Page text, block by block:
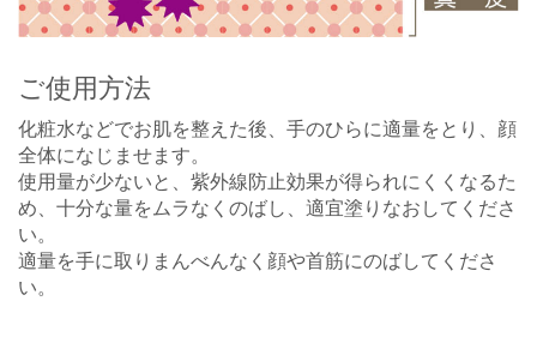
ご使用方法
化粧水などでお肌を整えた後、手のひらに適量をとり、顔
全体になじませます。
使用量が少ないと、紫外線防止効果が得られにくくなるた
め、十分な量をムラなくのばし、適宜塗りなおしてくださ
い。
適量を手に取りまんべんなく顔や首筋にのばしてくださ
い。